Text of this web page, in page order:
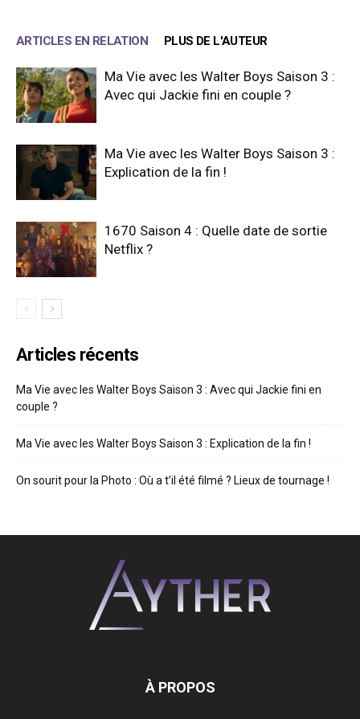
ARTICLES EN RELATION PLUS DE L'AUTEUR
Ma Vie avec les Walter Boys Saison 3 :
Avec qui Jackie fini en couple ?
Ma Vie avec les Walter Boys Saison 3 :
Explication de la fin !
1670 Saison 4 : Quelle date de sortie
Netflix ?
Articles récents
Ma Vie avec les Walter Boys Saison 3 : Avec qui Jackie fini en
couple ?
Ma Vie avec les Walter Boys Saison 3 : Explication de la fin !
On sourit pour la Photo : Où a t’il été filmé ? Lieux de tournage !
À PROPOS